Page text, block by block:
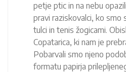
petje ptic in na nebu
pravi raziskovalci, ko smo
tulci in tenis žogicami.
Copatarica, ki nam je
Pobarvali smo njeno
formatu papirja